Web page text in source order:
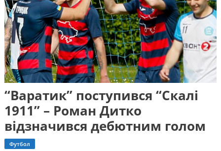
“Варатик” поступився “Скалі
1911” – Роман Дитко
відзначився дебютним голом
Футбол